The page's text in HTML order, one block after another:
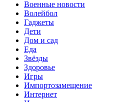
Военные новости
Волейбол
Гаджеты
Дети
Дом и сад
Еда
Звёзды
Здоровье
Игры
Импортозамещение
Интернет